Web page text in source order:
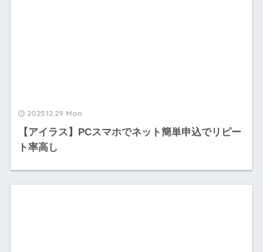
2025.12.29 Mon
【アイラス】PCスマホでネット簡単申込でリピー
ト率高し